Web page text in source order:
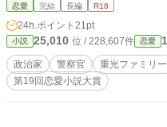
恋愛 完結 長編 R18
24h.ポイント 21pt
小説 25,010 位 / 228,607件 恋愛
政治家 警察官 重光ファミリー
第19回恋愛小説大賞